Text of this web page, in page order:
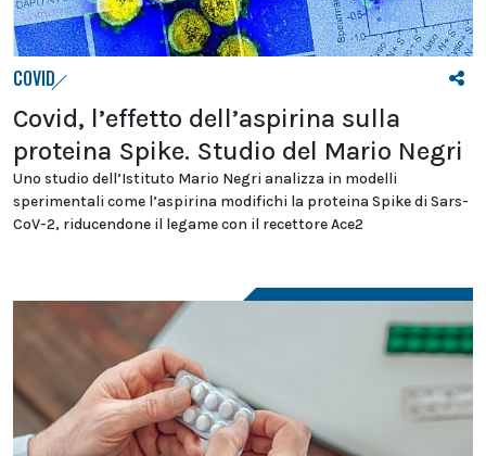
COVID
Covid, l’effetto dell’aspirina sulla
proteina Spike. Studio del Mario Negri
Uno studio dell’Istituto Mario Negri analizza in modelli
sperimentali come l’aspirina modifichi la proteina Spike di Sars-
CoV-2, riducendone il legame con il recettore Ace2